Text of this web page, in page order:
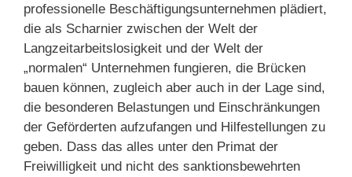
professionelle Beschäftigungsunternehmen plädiert,
die als Scharnier zwischen der Welt der
Langzeitarbeitslosigkeit und der Welt der
„normalen“ Unternehmen fungieren, die Brücken
bauen können, zugleich aber auch in der Lage sind,
die besonderen Belastungen und Einschränkungen
der Geförderten aufzufangen und Hilfestellungen zu
geben. Dass das alles unter den Primat der
Freiwilligkeit und nicht des sanktionsbewehrten